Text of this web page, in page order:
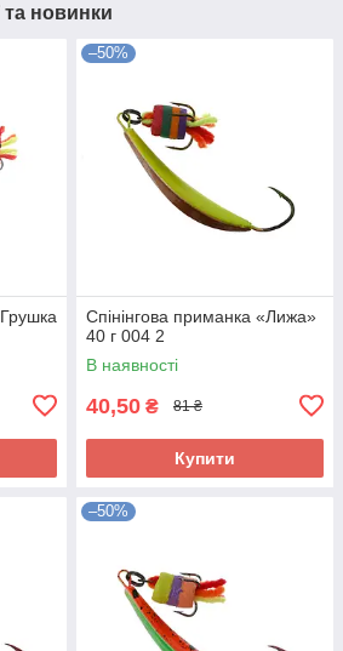
та новинки
–50%
Спінінгова приманка «Лижа»
40 г 004 2
В наявності
40,50 ₴ 81 ₴
Купити
–50%